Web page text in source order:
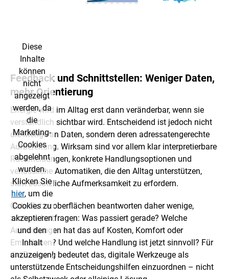
Diese
Inhalte
können
nicht
angezeigt
werden, da
die
Marketing-
Cookies
abgelehnt
wurden.
Klicken Sie
hier, um die
Cookies zu
akzeptieren
und den
Inhalt
anzuzeigen!
Feedback und Schnittstellen: Weniger Daten,
mehr Orientierung
Energie wird im Alltag erst dann veränderbar, wenn sie
verständlich sichtbar wird. Entscheidend ist jedoch nicht
die Menge an Daten, sondern deren adressatengerechte
Aufbereitung. Wirksam sind vor allem klar interpretierbare
Rückmeldungen, konkrete Handlungsoptionen und
verlässliche Automatiken, die den Alltag unterstützen,
statt zusätzliche Aufmerksamkeit zu erfordern.
Gute Nutzeroberflächen beantworten daher wenige,
zentrale Leitfragen: Was passiert gerade? Welche
Auswirkungen hat das auf Kosten, Komfort oder
Emissionen? Und welche Handlung ist jetzt sinnvoll? Für
die Beratung bedeutet das, digitale Werkzeuge als
unterstützende Entscheidungshilfen einzuordnen – nicht